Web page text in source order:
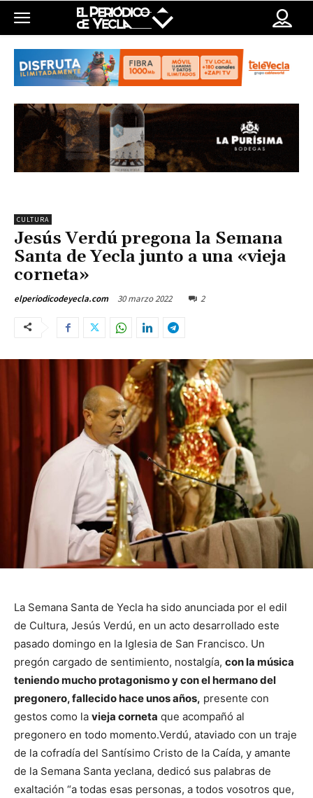
CULTURA
Jesús Verdú pregona la Semana
Santa de Yecla junto a una «vieja
corneta»
elperiodicodeyecla.com 30 marzo 2022 2
La Semana Santa de Yecla ha sido anunciada por el edil
de Cultura, Jesús Verdú, en un acto desarrollado este
pasado domingo en la Iglesia de San Francisco. Un
pregón cargado de sentimiento, nostalgía, con la música
teniendo mucho protagonismo y con el hermano del
pregonero, fallecido hace unos años, presente con
gestos como la vieja corneta que acompañó al
pregonero en todo momento.Verdú, ataviado con un traje
de la cofradía del Santísimo Cristo de la Caída, y amante
de la Semana Santa yeclana, dedicó sus palabras de
exaltación “a todas esas personas, a todos vosotros que,